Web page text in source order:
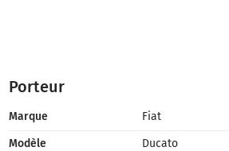
Porteur
Marque
Fiat
Modèle
Ducato